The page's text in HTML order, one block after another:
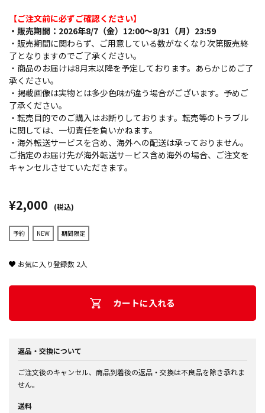
【ご注文前に必ずご確認ください】
・販売期間：2026年8/7（金）12:00～8/31（月）23:59
・販売期間に関わらず、ご用意している数がなくなり次第販売終
了となりますのでご了承ください。
・商品のお届けは8月末以降を予定しております。あらかじめご了
承ください。
・掲載画像は実物とは多少色味が違う場合がございます。予めご
了承ください。
・転売目的でのご購入はお断りしております。転売等のトラブル
に関しては、一切責任を負いかねます。
・海外転送サービスを含め、海外への配送は承っておりません。
ご指定のお届け先が海外転送サービス含め海外の場合、ご注文を
キャンセルさせていただきます。
¥2,000 (税込)
予約 NEW 期間限定
お気に入り登録数 2人
カートに入れる
返品・交換について
ご注文後のキャンセル、商品到着後の返品・交換は不良品を除き承れま
せん。
送料